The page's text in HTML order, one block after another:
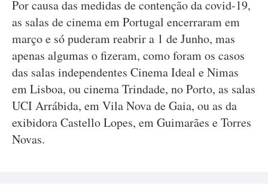
Por causa das medidas de contenção da covid-19,
as salas de cinema em Portugal encerraram em
março e só puderam reabrir a 1 de Junho, mas
apenas algumas o fizeram, como foram os casos
das salas independentes Cinema Ideal e Nimas
em Lisboa, ou cinema Trindade, no Porto, as salas
UCI Arrábida, em Vila Nova de Gaia, ou as da
exibidora Castello Lopes, em Guimarães e Torres
Novas.